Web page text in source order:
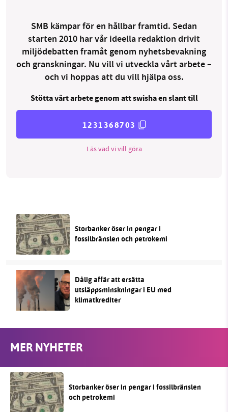
SMB kämpar för en hållbar framtid. Sedan
starten 2010 har vår ideella redaktion drivit
miljödebatten framåt genom nyhetsbevakning
och granskningar. Nu vill vi utveckla vårt arbete –
och vi hoppas att du vill hjälpa oss.
Stötta vårt arbete genom att swisha en slant till
1231368703
Läs vad vi vill göra
Storbanker öser in pengar i
fossilbränslen och petrokemi
Dålig affär att ersätta
utsläppsminskningar i EU med
klimatkrediter
MER NYHETER
Storbanker öser in pengar i fossilbränslen
och petrokemi